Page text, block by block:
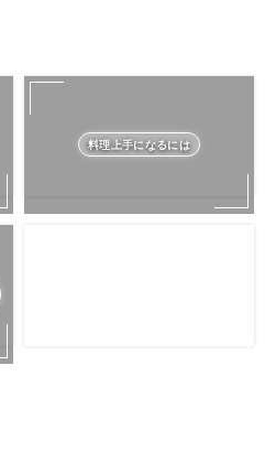
料理上手になるには